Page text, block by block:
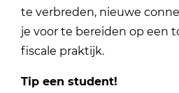
te verbreden, nieuwe
je voor te bereiden op een
fiscale praktijk.
Tip een student!